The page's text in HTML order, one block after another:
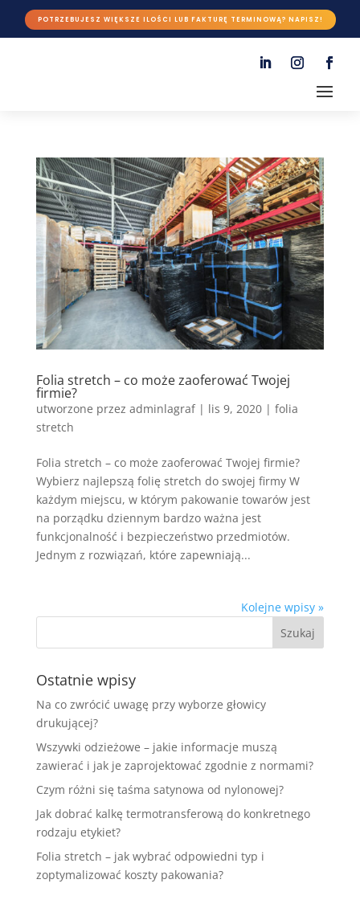
POTRZEBUJESZ WIĘKSZE ILOŚCI LUB FAKTURĘ TERMINOWĄ? NAPISZ!
Folia stretch – co może zaoferować Twojej
firmie?
utworzone przez adminlagraf| lis 9, 2020| folia
stretch
Folia stretch – co może zaoferować Twojej firmie?
Wybierz najlepszą folię stretch do swojej firmy W
każdym miejscu, w którym pakowanie towarów jest
na porządku dziennym bardzo ważna jest
funkcjonalność i bezpieczeństwo przedmiotów.
Jednym z rozwiązań, które zapewniają...
Kolejne wpisy »
Ostatnie wpisy
Na co zwrócić uwagę przy wyborze głowicy
drukującej?
Wszywki odzieżowe – jakie informacje muszą
zawierać i jak je zaprojektować zgodnie z normami?
Czym różni się taśma satynowa od nylonowej?
Jak dobrać kalkę termotransferową do konkretnego
rodzaju etykiet?
Folia stretch – jak wybrać odpowiedni typ i
zoptymalizować koszty pakowania?